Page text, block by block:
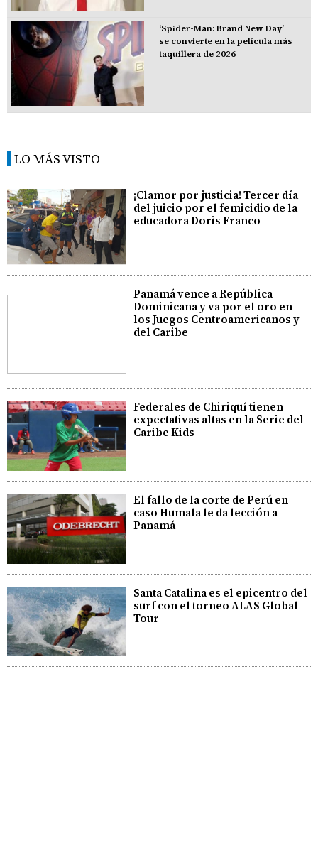
‘Spider-Man: Brand New Day’
se convierte en la película más
taquillera de 2026
LO MÁS VISTO
¡Clamor por justicia! Tercer día
del juicio por el femicidio de la
educadora Doris Franco
Panamá vence a República
Dominicana y va por el oro en
los Juegos Centroamericanos y
del Caribe
Federales de Chiriquí tienen
expectativas altas en la Serie del
Caribe Kids
El fallo de la corte de Perú en
caso Humala le da lección a
Panamá
Santa Catalina es el epicentro del
surf con el torneo ALAS Global
Tour